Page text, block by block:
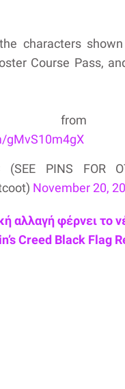
characters
Course Pass,
from
gMvS10m4gX
(SEE PINS FOR
November 20,
αλλαγή φέρνει το
Creed Black Flag